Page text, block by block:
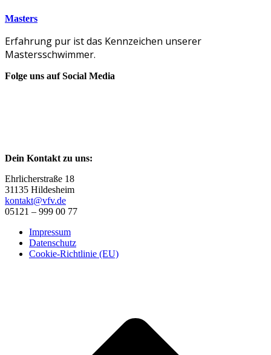
Masters
Erfahrung pur ist das Kennzeichen unserer
Mastersschwimmer.
Folge uns auf Social Media
Dein Kontakt zu uns:
Ehrlicherstraße 18
31135 Hildesheim
kontakt@vfv.de
05121 – 999 00 77
Impressum
Datenschutz
Cookie-Richtlinie (EU)